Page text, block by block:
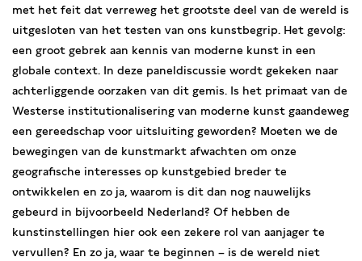
met het feit dat verreweg het grootste deel van de wereld is
uitgesloten van het testen van ons kunstbegrip. Het gevolg:
een groot gebrek aan kennis van moderne kunst in een
globale context. In deze paneldiscussie wordt gekeken naar
achterliggende oorzaken van dit gemis. Is het primaat van de
Westerse institutionalisering van moderne kunst gaandeweg
een gereedschap voor uitsluiting geworden? Moeten we de
bewegingen van de kunstmarkt afwachten om onze
geografische interesses op kunstgebied breder te
ontwikkelen en zo ja, waarom is dit dan nog nauwelijks
gebeurd in bijvoorbeeld Nederland? Of hebben de
kunstinstellingen hier ook een zekere rol van aanjager te
vervullen? En zo ja, waar te beginnen – is de wereld niet